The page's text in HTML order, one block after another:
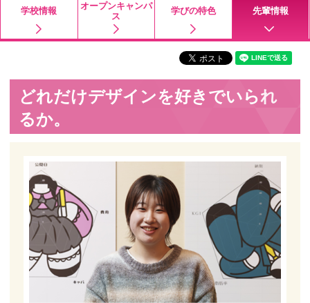
学校情報
オープンキャンパ
ス
学びの特色 先輩情報
どれだけデザインを好きでいられ
るか。